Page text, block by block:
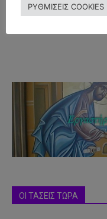
ΟΙ ΤΑΣΕΙΣ ΤΩΡΑ
ΡΥΘΜΙΣΕΙΣ COOKIES